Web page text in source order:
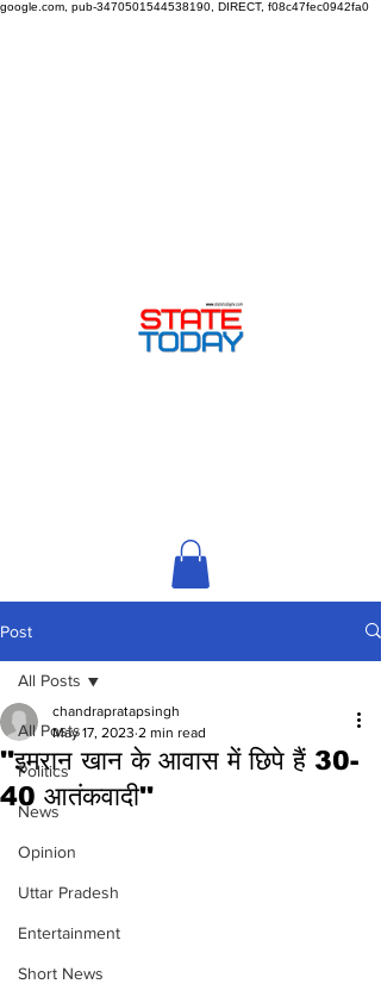
google.com, pub-3470501544538190, DIRECT, f08c47fec0942fa0
Post
All Posts
Politics
News
Opinion
Uttar Pradesh
Entertainment
Short News
All Posts
''इमरान खान के आवास में छिपे हैं 30-
40 आतंकवादी''
chandrapratapsingh
May 17, 2023 2 min read